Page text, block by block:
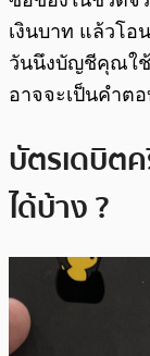
เงินบาท แล้วโอ
วันนึงบัญชีคุณใช้
อาจจะเป็นคำต
บัตรเดบิตค
ได้บ้าง ?